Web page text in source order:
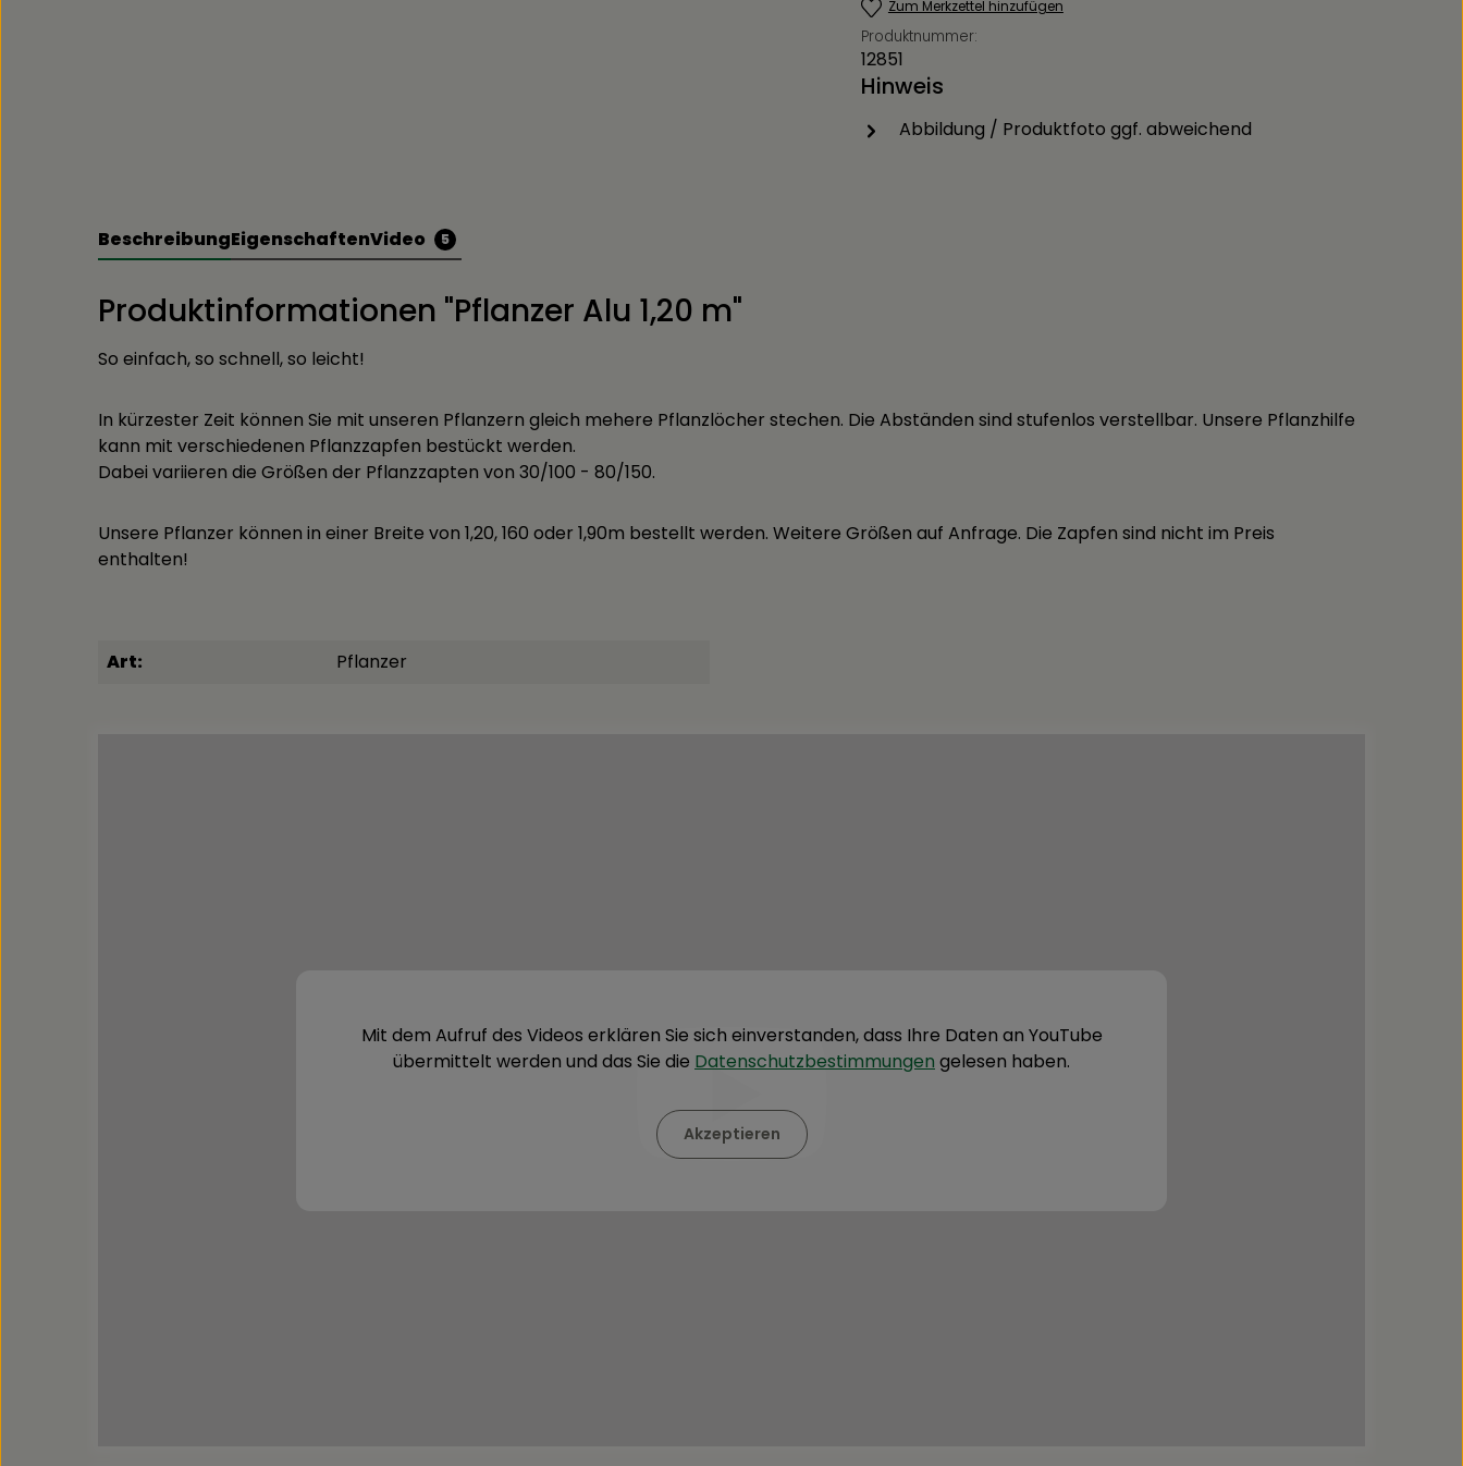
Zum Merkzettel hinzufügen
Produktnummer:
12851
Hinweis
Abbildung / Produktfoto ggf. abweichend
BeschreibungEigenschaftenVideo 5
Produktinformationen "Pflanzer Alu 1,20 m"
So einfach, so schnell, so leicht!
In kürzester Zeit können Sie mit unseren Pflanzern gleich mehere Pflanzlöcher stechen. Die Abständen sind stufenlos verstellbar. Unsere Pflanzhilfe
kann mit verschiedenen Pflanzzapfen bestückt werden.
Dabei variieren die Größen der Pflanzzapten von 30/100 - 80/150.
Unsere Pflanzer können in einer Breite von 1,20, 160 oder 1,90m bestellt werden. Weitere Größen auf Anfrage. Die Zapfen sind nicht im Preis
enthalten!
Art: Pflanzer
Mit dem Aufruf des Videos erklären Sie sich einverstanden, dass Ihre Daten an YouTube
übermittelt werden und das Sie die Datenschutzbestimmungen gelesen haben.
Akzeptieren